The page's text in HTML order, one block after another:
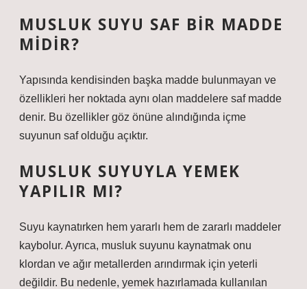
MUSLUK SUYU SAF BIR MADDE
MIDIR?
Yapısında kendisinden başka madde bulunmayan ve
özellikleri her noktada aynı olan maddelere saf madde
denir. Bu özellikler göz önüne alındığında içme
suyunun saf olduğu açıktır.
MUSLUK SUYUYLA YEMEK
YAPILIR MI?
Suyu kaynatırken hem yararlı hem de zararlı maddeler
kaybolur. Ayrıca, musluk suyunu kaynatmak onu
klordan ve ağır metallerden arındırmak için yeterli
değildir. Bu nedenle, yemek hazırlamada kullanılan